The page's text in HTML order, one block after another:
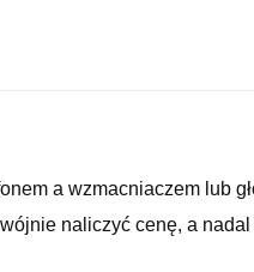
a wzmacniaczem lub
naliczyć cenę, a